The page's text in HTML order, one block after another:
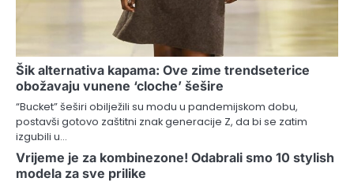
Šik alternativa kapama: Ove zime trendseterice
obožavaju vunene ‘cloche’ šešire
“Bucket” šeširi obilježili su modu u pandemijskom dobu,
postavši gotovo zaštitni znak generacije Z, da bi se zatim
izgubili u…
Vrijeme je za kombinezone! Odabrali smo 10 stylish
modela za sve prilike